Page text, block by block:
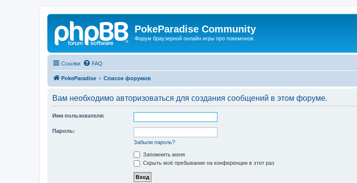
PokeParadise Community
Форум браузерной онлайн игры про покемонов.
Ссылки FAQ
PokeParadise Список форумов
Вам необходимо авторизоваться для создания сообщений в этом форуме.
Имя пользователя:
Пароль:
Забыли пароль?
Запомнить меня
Скрыть моё пребывание на конференции в этот раз